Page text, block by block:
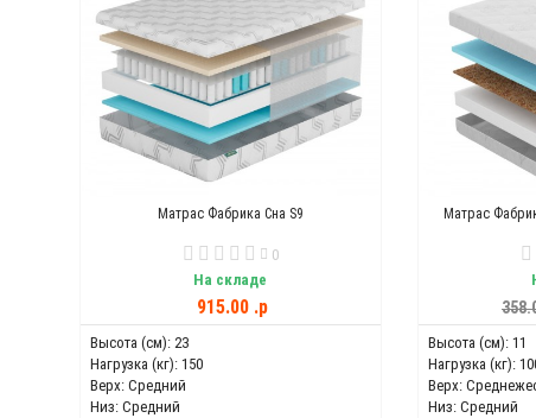
Матрас Фабрика Сна S9
0
На складе
915.00 .p
Высота (см): 23
Нагрузка (кг): 150
Верх: Средний
Низ: Средний
Матрас
Высота (см): 11
Нагрузка (кг):
Верх:
Низ: Средний